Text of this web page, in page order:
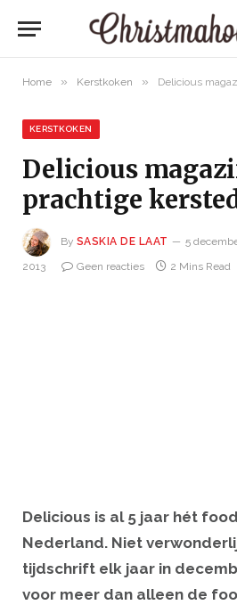
Home » Kerstkoken » Delicious
KERSTKOKEN
Delicious
prachtige
By SASKIA DE LAAT 5
2013
Geen reacties 2 Mins Read
Delicious is al 5 jaar hét
Nederland. Niet
tijdschrift elk jaar in
voor meer dan alleen de